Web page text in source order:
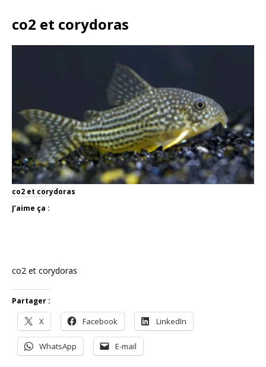
co2 et corydoras
co2 et corydoras
J’aime ça :
co2 et corydoras
Partager :
X Facebook LinkedIn
WhatsApp E-mail